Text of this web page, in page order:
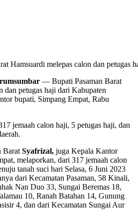
Hamsuardi melepas calon dan petugas
— Bupati Pasaman Barat
dan petugas haji dari Kabupaten
bupati, Simpang Empat, Rabu
jemaah calon haji, 5 petugas haji, dan
Barat Syafrizal, juga Kepala Kantor
melaporkan, dari 317 jemaah calon
tanah suci hari Selasa, 6 Juni 2023
dari Kecamatan Pasaman, 58 Kinali,
Nan Duo 33, Sungai Beremas 18,
10, Ranah Batahan 14, Gunung
4, dan dari Kecamatan Sungai Aur